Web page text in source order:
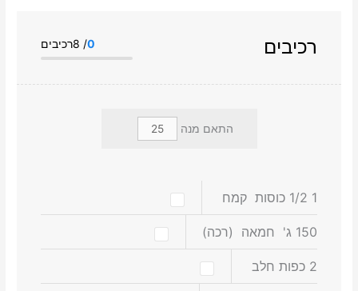
רכיבים 0/ 8רכיבים
התאם מנה
1 1/2 כוסות קמח
150 ג' חמאה (רכה)
2 כפות חלב